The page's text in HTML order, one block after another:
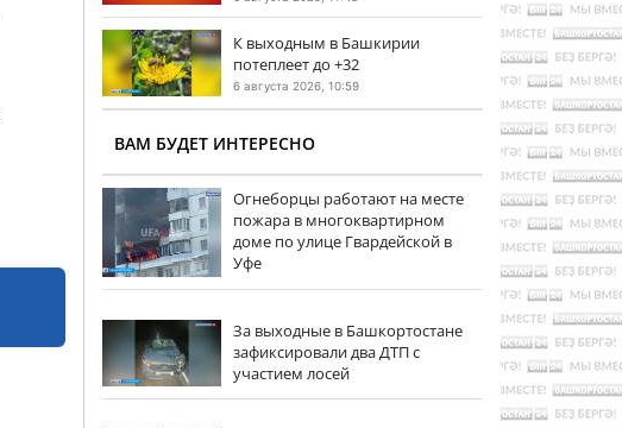
К выходным в Башкирии
потеплеет до +32
6 августа 2026, 10:59
ВАМ БУДЕТ ИНТЕРЕСНО
Огнеборцы работают на месте
пожара в многоквартирном
доме по улице Гвардейской в
Уфе
За выходные в Башкортостане
зафиксировали два ДТП с
участием лосей